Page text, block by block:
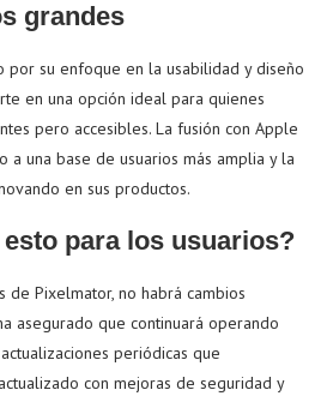
grandes
por su enfoque en la usabilidad y diseño
en una opción ideal para quienes
pero accesibles. La fusión con Apple
a una base de usuarios más amplia y la
en sus productos.
para los usuarios?
de Pixelmator, no habrá cambios
asegurado que continuará operando
periódicas que
con mejoras de seguridad y